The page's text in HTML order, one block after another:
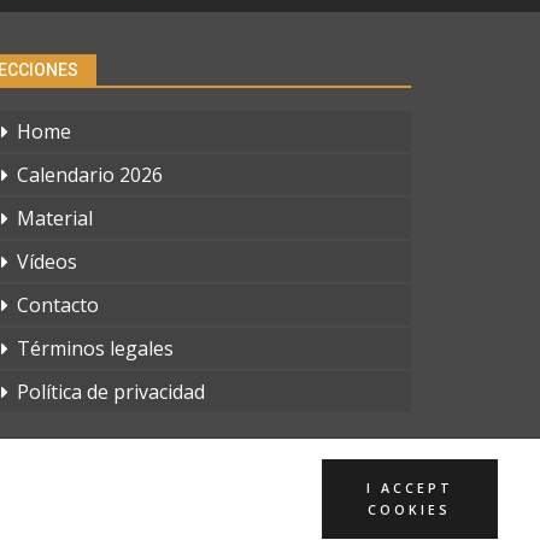
I ACCEPT
COOKIES
Home
Calendario 2026
Material
Vídeos
Contacto
Términos legales
Política de privacidad